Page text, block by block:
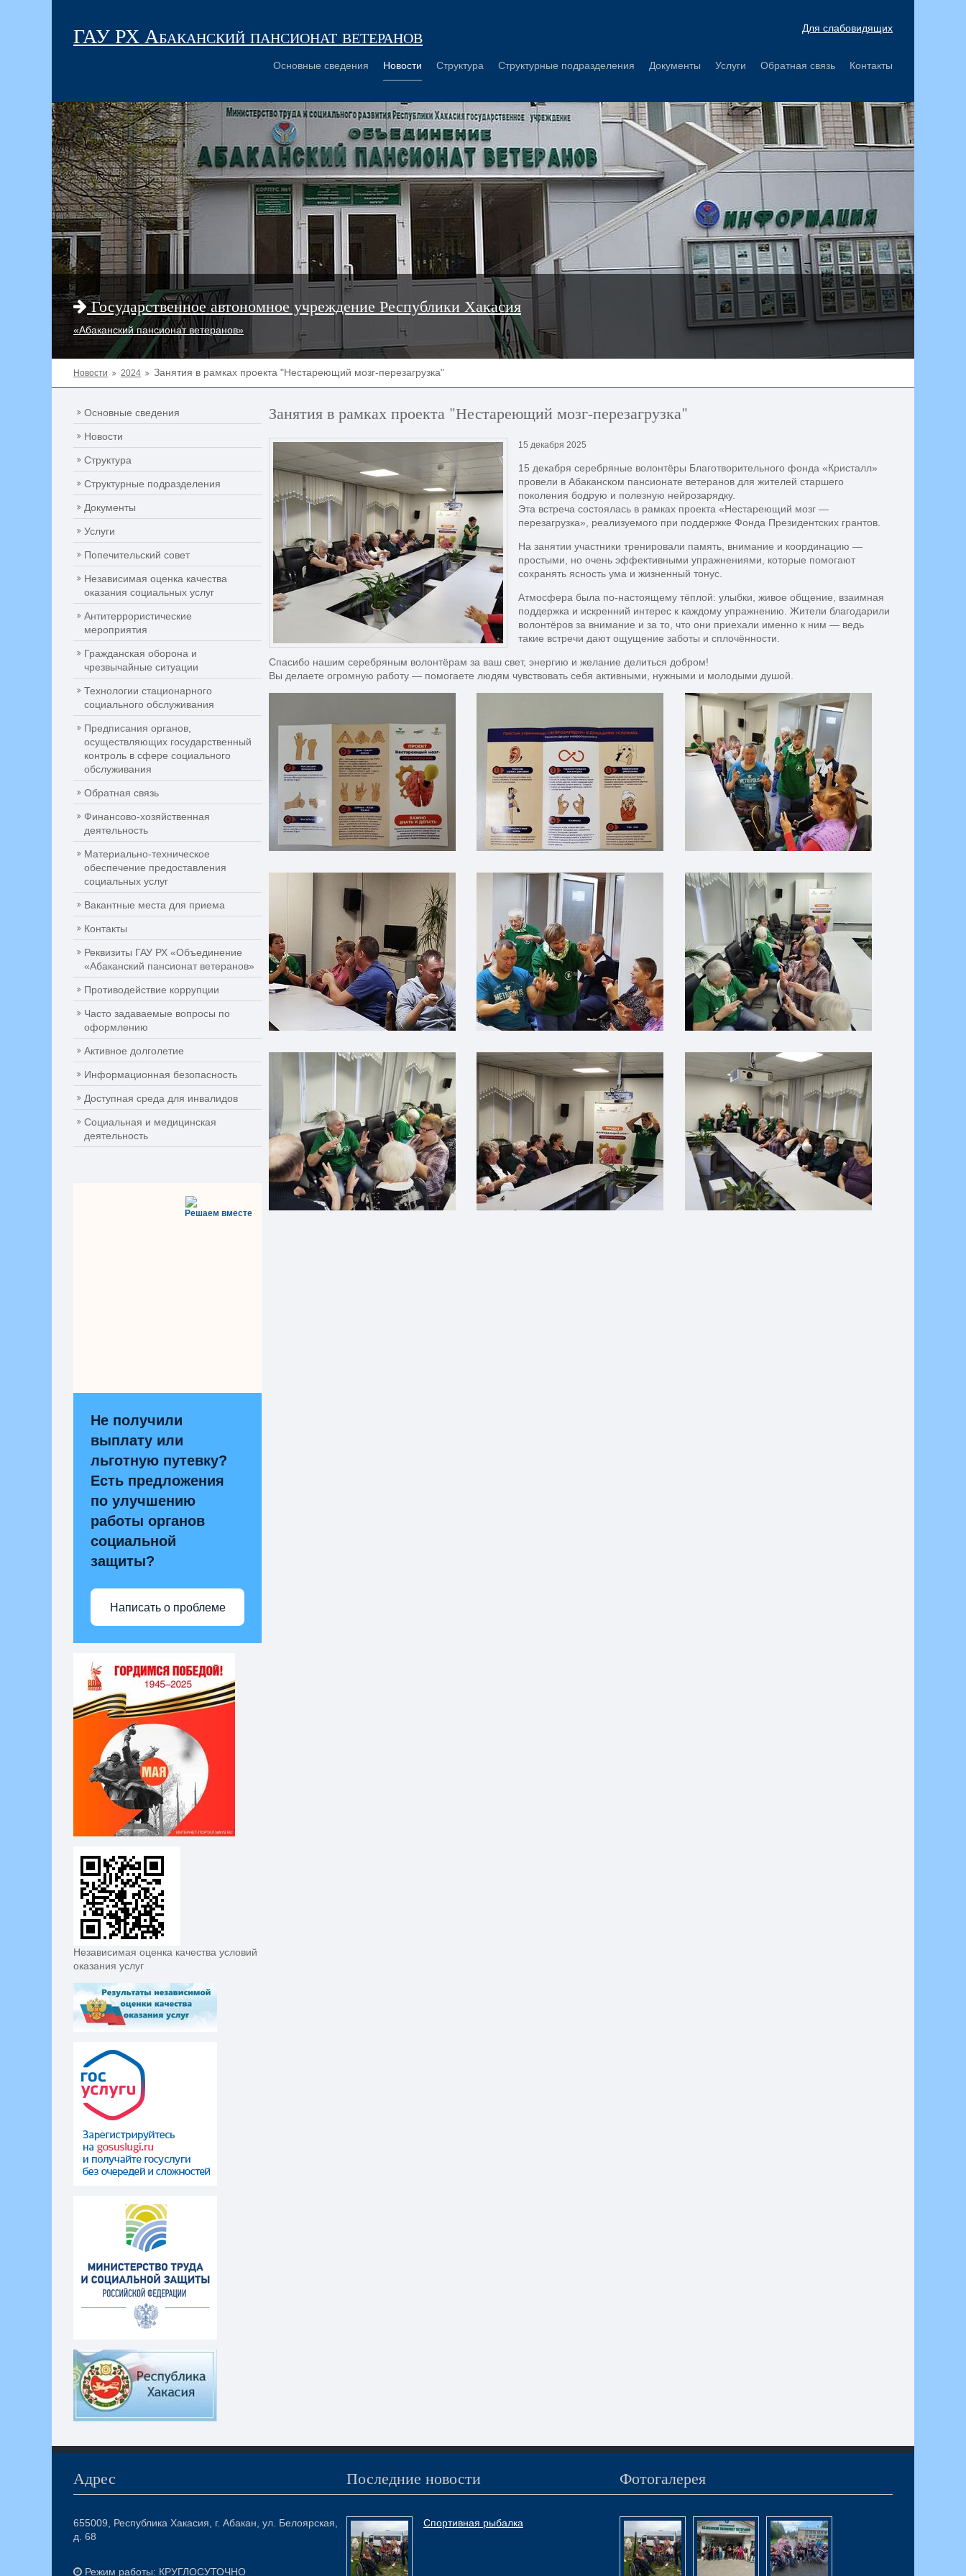
Для слабовидящих
ГАУ РХ Абаканский пансионат ветеранов
Основные сведения Новости Структура Структурные подразделения Документы Услуги Обратная связь Контакты
Государственное автономное учреждение Республики Хакасия
«Абаканский пансионат ветеранов»
Новости 2024 Занятия в рамках проекта "Нестареющий мозг-перезагрузка"
Основные сведения
Новости
Структура
Структурные подразделения
Документы
Услуги
Попечительский совет
Независимая оценка качества
оказания социальных услуг
Антитеррористические
мероприятия
Гражданская оборона и
чрезвычайные ситуации
Технологии стационарного
социального обслуживания
Предписания органов,
осуществляющих государственный
контроль в сфере социального
обслуживания
Обратная связь
Финансово-хозяйственная
деятельность
Материально-техническое
обеспечение предоставления
социальных услуг
Вакантные места для приема
Контакты
Реквизиты ГАУ РХ «Объединение
«Абаканский пансионат ветеранов»
Противодействие коррупции
Часто задаваемые вопросы по
оформлению
Активное долголетие
Информационная безопасность
Доступная среда для инвалидов
Социальная и медицинская
деятельность
Решаем вместе
Не получили
выплату или
льготную путевку?
Есть предложения
по улучшению
работы органов
социальной
защиты?
Написать о проблеме
Независимая оценка качества условий
оказания услуг
Занятия в рамках проекта "Нестареющий мозг-перезагрузка"
15 декабря 2025
15 декабря серебряные волонтёры Благотворительного фонда «Кристалл»
провели в Абаканском пансионате ветеранов для жителей старшего
поколения бодрую и полезную нейрозарядку.
Эта встреча состоялась в рамках проекта «Нестареющий мозг —
перезагрузка», реализуемого при поддержке Фонда Президентских грантов.
На занятии участники тренировали память, внимание и координацию —
простыми, но очень эффективными упражнениями, которые помогают
сохранять ясность ума и жизненный тонус.
Атмосфера была по-настоящему тёплой: улыбки, живое общение, взаимная
поддержка и искренний интерес к каждому упражнению. Жители благодарили
волонтёров за внимание и за то, что они приехали именно к ним — ведь
такие встречи дают ощущение заботы и сплочённости.
Спасибо нашим серебряным волонтёрам за ваш свет, энергию и желание делиться добром!
Вы делаете огромную работу — помогаете людям чувствовать себя активными, нужными и молодыми душой.
Адрес
655009, Республика Хакасия, г. Абакан, ул. Белоярская,
д. 68
Режим работы: КРУГЛОСУТОЧНО
Последние новости
Спортивная рыбалка
Фотогалерея